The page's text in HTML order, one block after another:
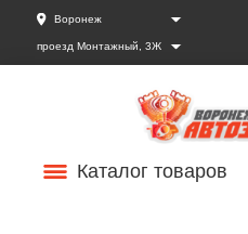
Воронеж
проезд Монтажный, 3Ж
Каталог товаров